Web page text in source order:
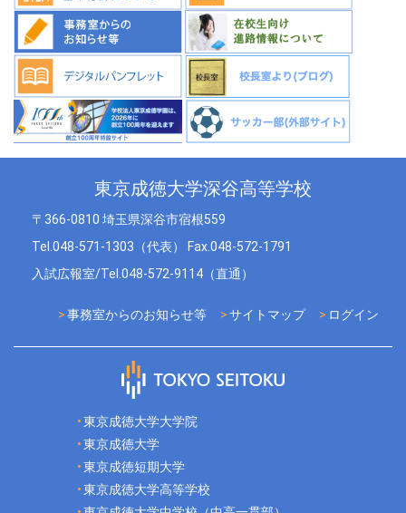
東京成徳大学深谷高等学校
〒366-0810 埼玉県深谷市宿根559
Tel.048-571-1303（代表） Fax.048-572-1791
入試広報室/Tel.048-572-9114（直通）
ログイン
サイトマップ
事務室からのお知らせ等
東京成徳大学大学院
東京成徳大学
東京成徳短期大学
東京成徳大学高等学校